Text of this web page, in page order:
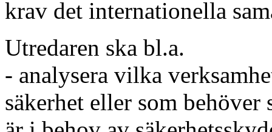
krav det internationella
Utredaren ska bl.a.
- analysera vilka
säkerhet eller som